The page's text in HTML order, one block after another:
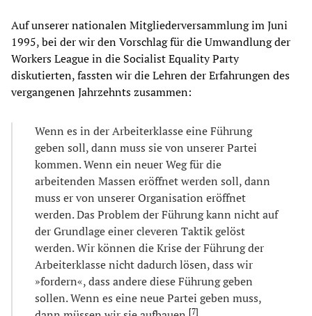
Auf unserer nationalen Mitgliederversammlung im Juni
1995, bei der wir den Vorschlag für die Umwandlung der
Workers League in die Socialist Equality Party
diskutierten, fassten wir die Lehren der Erfahrungen des
vergangenen Jahrzehnts zusammen:
Wenn es in der Arbeiterklasse eine Führung
geben soll, dann muss sie von unserer Partei
kommen. Wenn ein neuer Weg für die
arbeitenden Massen eröffnet werden soll, dann
muss er von unserer Organisation eröffnet
werden. Das Problem der Führung kann nicht auf
der Grundlage einer cleveren Taktik gelöst
werden. Wir können die Krise der Führung der
Arbeiterklasse nicht dadurch lösen, dass wir
»fordern«, dass andere diese Führung geben
sollen. Wenn es eine neue Partei geben muss,
[7]